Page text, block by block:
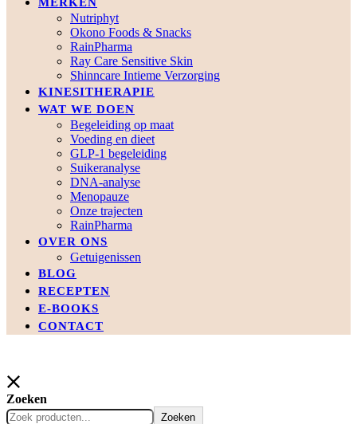
Nutriphyt
Okono Foods & Snacks
RainPharma
Ray Care Sensitive Skin
Shinncare Intieme Verzorging
KINESITHERAPIE
WAT WE DOEN
Begeleiding op maat
Voeding en dieet
GLP-1 begeleiding
Suikeranalyse
DNA-analyse
Menopauze
Onze trajecten
RainPharma
OVER ONS
Getuigenissen
BLOG
RECEPTEN
E-BOOKS
CONTACT
Zoeken
Zoeken